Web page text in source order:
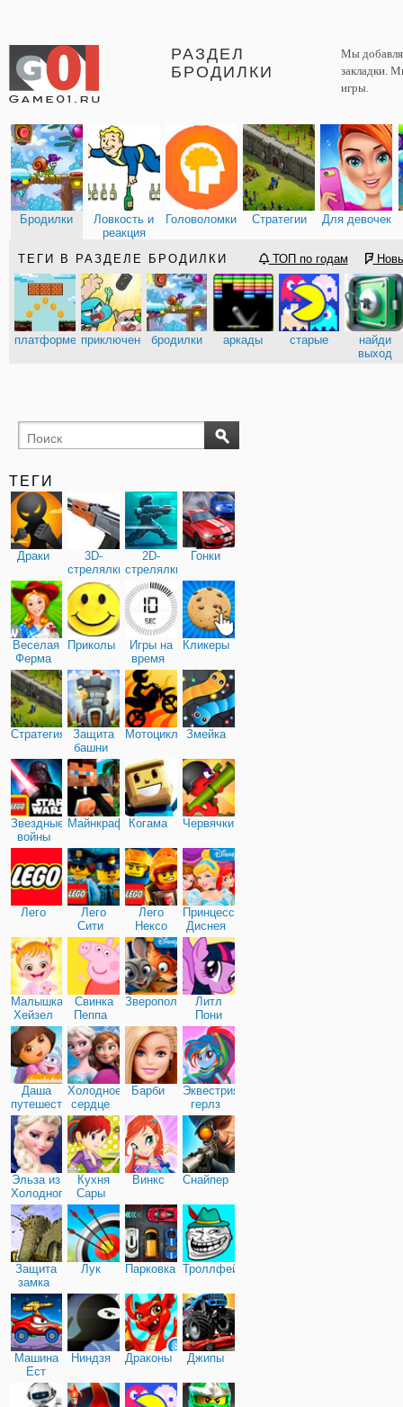
РАЗДЕЛ
БРОДИЛКИ
Мы
закладки.
игры.
Бродилки
Ловкость и
реакция
Головоломки Стратегии Для девочек
ТЕГИ В РАЗДЕЛЕ БРОДИЛКИ ТОП по годам
платформерыприключениябродилки аркады старые
найди
выход
ТЕГИ
Драки
3D-
стрелялки
2D-
стрелялки
Гонки
Веселая
Ферма
Приколы
Игры на
время
Кликеры
Стратегия
Защита
башни
МотоциклыЗмейка
Звездные
войны
МайнкрафтКогама Червячки
Лего
Лего
Сити
Лего
Нексо
Найтс
Принцессы
Диснея
Малышка
Хейзел
Свинка
Пеппа
Зверополис
Литл
Пони
Дружба
Даша
путешественница
Холодное
сердце
Барби
Эквестрия
герлз
Эльза из
Холодного
сердца
Кухня
Сары
Винкс Снайпер
Защита
замка
Лук Парковка Троллфейс
Машина
Ест
Машину
Ниндзя Драконы Джипы